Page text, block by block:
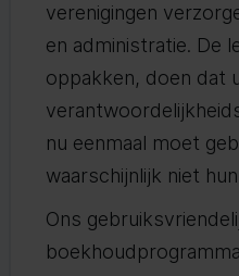
verenigingen
en administratie. De
oppakken, doen dat
nu eenmaal moet
waarschijnlijk niet
Ons